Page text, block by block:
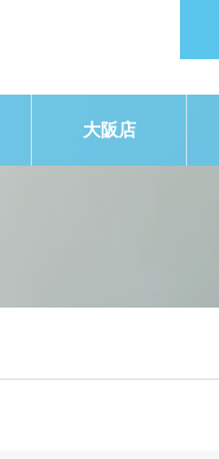
大阪店